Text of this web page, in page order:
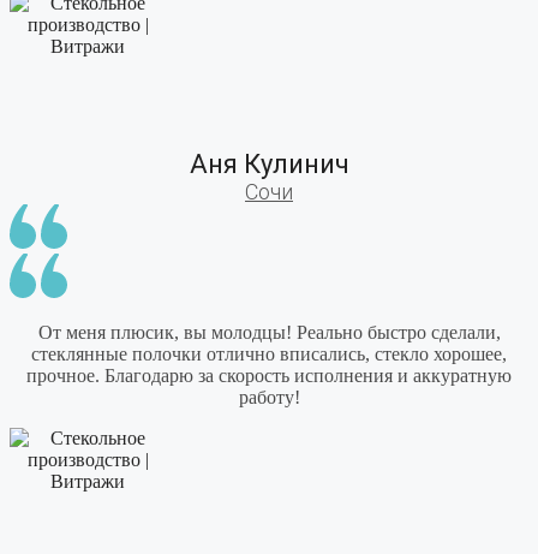
Аня Кулинич
Сочи
От меня плюсик, вы молодцы! Реально быстро сделали,
стеклянные полочки отлично вписались, стекло хорошее,
прочное. Благодарю за скорость исполнения и аккуратную
работу!